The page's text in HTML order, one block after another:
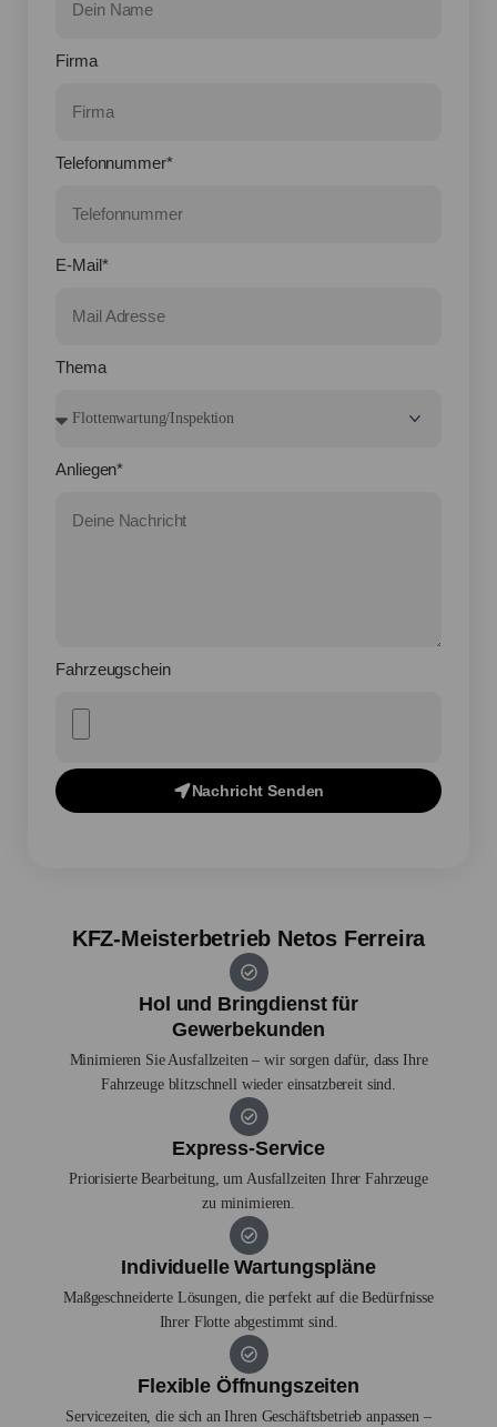
Firma
Telefonnummer*
E-Mail*
Thema
Anliegen*
Fahrzeugschein
Nachricht Senden
KFZ-Meisterbetrieb Netos Ferreira
Hol und Bringdienst für
Gewerbekunden
Minimieren Sie Ausfallzeiten – wir sorgen dafür, dass Ihre
Fahrzeuge blitzschnell wieder einsatzbereit sind.
Express-Service
Priorisierte Bearbeitung, um Ausfallzeiten Ihrer Fahrzeuge
zu minimieren.
Individuelle Wartungspläne
Maßgeschneiderte Lösungen, die perfekt auf die Bedürfnisse
Ihrer Flotte abgestimmt sind.
Flexible Öffnungszeiten
Servicezeiten, die sich an Ihren Geschäftsbetrieb anpassen –